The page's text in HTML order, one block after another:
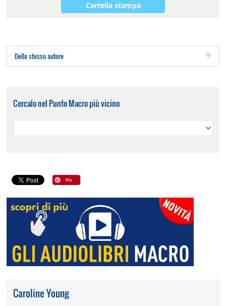
Cartella stampa
Dello stesso autore
Cercalo nel Punto Macro più vicino
Caroline Young